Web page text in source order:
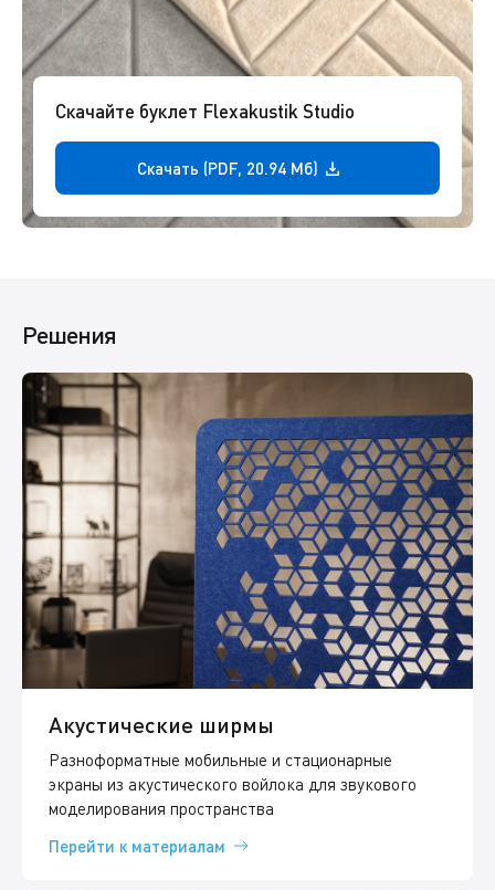
Скачайте буклет Flexakustik Studio
Скачать (PDF, 20.94 Мб)
Решения
Акустические ширмы
Разноформатные мобильные и стационарные
экраны из акустического войлока для звукового
моделирования пространства
Перейти к материалам